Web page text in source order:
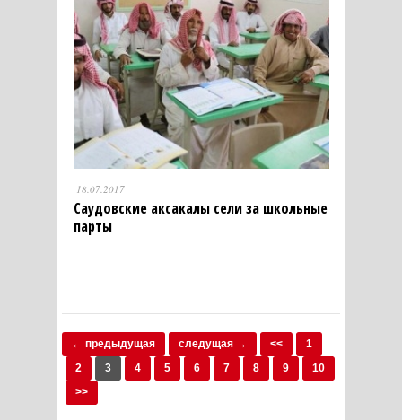
18.07.2017
Саудовские аксакалы сели за школьные
парты
← предыдущая следущая → <<
1
2
3 4 5 6 7 8 9
10
>>